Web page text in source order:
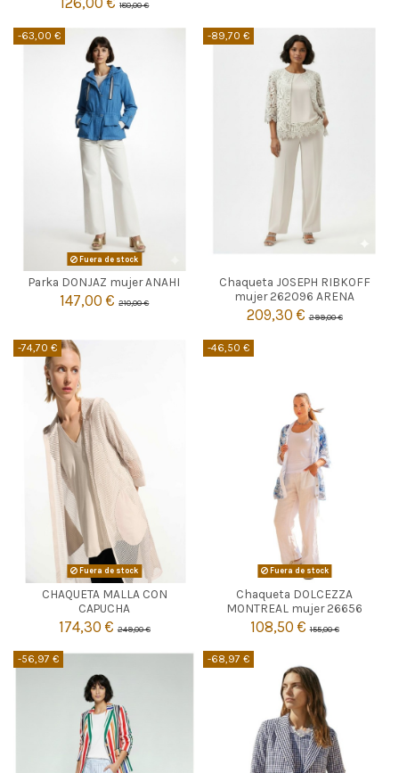
180,00 €
 Añadir al carrito
-63,00 €
Fuera de stock
Parka DONJAZ mujer ANAHI
147,00 €210,00 €
 Agotado
-89,70 €
Chaqueta JOSEPH RIBKOFF
mujer 262096 ARENA
209,30 €299,00 €
44

Añadir al carrito
-74,70 €
Fuera de stock
CHAQUETA MALLA CON
CAPUCHA
174,30 €249,00 €
 Agotado
-46,50 €
Fuera de stock
Chaqueta DOLCEZZA
MONTREAL mujer 26656
108,50 €155,00 €
 Agotado
-56,97 € -68,97 €